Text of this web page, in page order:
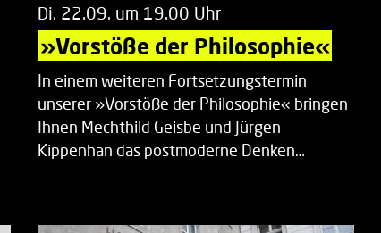
Di. 22.09. um 19.00 Uhr
»Vorstöße der Philosophie«
In einem weiteren Fortsetzungstermin
unserer »Vorstöße der Philosophie« bringen
Ihnen Mechthild Geisbe und Jürgen
Kippenhan das postmoderne Denken…